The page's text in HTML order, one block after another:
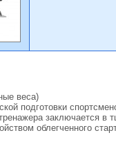
веса)
подготовки
заключается
облегченного